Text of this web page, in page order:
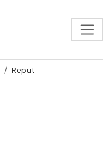
Reput